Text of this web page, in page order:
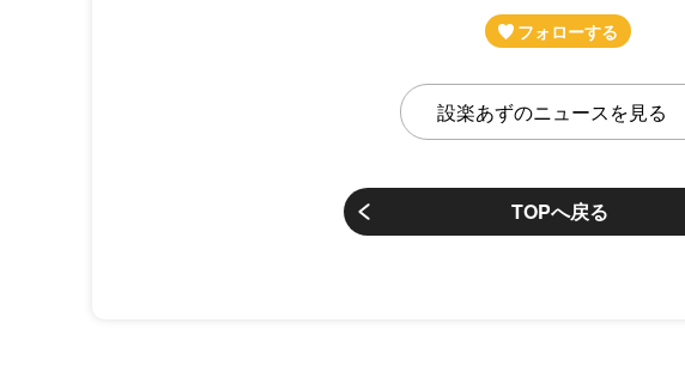
設楽あずのニュースを見る
TOPへ戻る